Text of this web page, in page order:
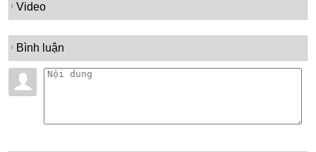
Video
Bình luận